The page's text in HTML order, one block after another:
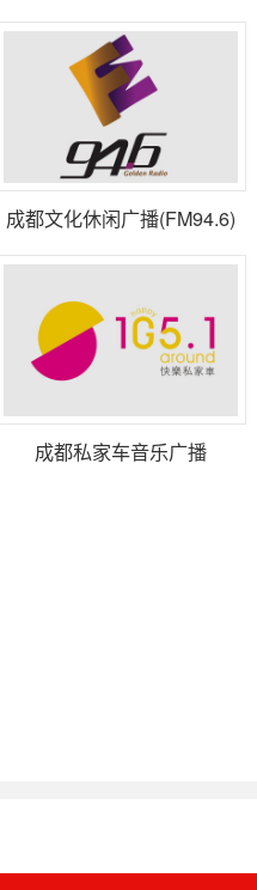
成都文化休闲广播(FM94.6)
成都私家车音乐广播